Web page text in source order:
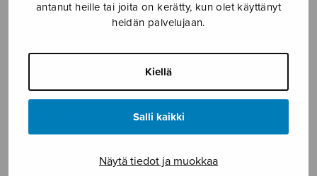
antanut heille tai joita on kerätty, kun olet käyttänyt
heidän palvelujaan.
Kiellä
Salli kaikki
Näytä tiedot ja muokkaa
Kun minä olin
lapsi